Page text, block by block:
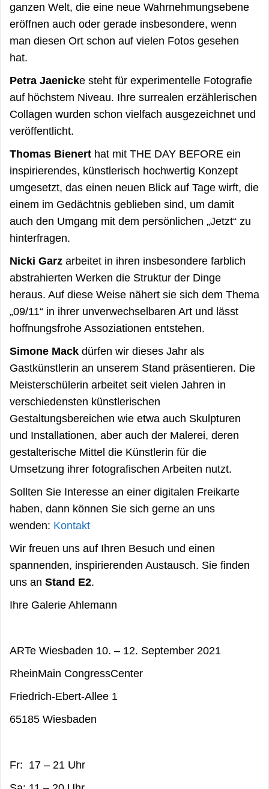
ganzen Welt, die eine neue Wahrnehmungsebene
eröffnen auch oder gerade insbesondere, wenn
man diesen Ort schon auf vielen Fotos gesehen
hat.
Petra Jaenicke steht für experimentelle Fotografie
auf höchstem Niveau. Ihre surrealen erzählerischen
Collagen wurden schon vielfach ausgezeichnet und
veröffentlicht.
Thomas Bienert hat mit THE DAY BEFORE ein
inspirierendes, künstlerisch hochwertig Konzept
umgesetzt, das einen neuen Blick auf Tage wirft, die
einem im Gedächtnis geblieben sind, um damit
auch den Umgang mit dem persönlichen „Jetzt“ zu
hinterfragen.
Nicki Garz arbeitet in ihren insbesondere farblich
abstrahierten Werken die Struktur der Dinge
heraus. Auf diese Weise nähert sie sich dem Thema
„09/11“ in ihrer unverwechselbaren Art und lässt
hoffnungsfrohe Assoziationen entstehen.
Simone Mack dürfen wir dieses Jahr als
Gastkünstlerin an unserem Stand präsentieren. Die
Meisterschülerin arbeitet seit vielen Jahren in
verschiedensten künstlerischen
Gestaltungsbereichen wie etwa auch Skulpturen
und Installationen, aber auch der Malerei, deren
gestalterische Mittel die Künstlerin für die
Umsetzung ihrer fotografischen Arbeiten nutzt.
Sollten Sie Interesse an einer digitalen Freikarte
haben, dann können Sie sich gerne an uns
wenden: Kontakt
Wir freuen uns auf Ihren Besuch und einen
spannenden, inspirierenden Austausch. Sie finden
uns an Stand E2.
Ihre Galerie Ahlemann
ARTe Wiesbaden 10. – 12. September 2021
RheinMain CongressCenter
Friedrich-Ebert-Allee 1
65185 Wiesbaden
Fr: 17 – 21 Uhr